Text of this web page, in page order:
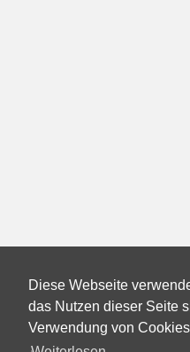
Diese Webseite
das Nutzen dieser Seite
Verwendung von